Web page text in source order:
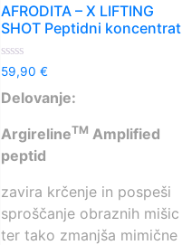
AFRODITA – X LIFTING
SHOT Peptidni koncentrat
Ocenjeno
0
od
5
59,90 €
Delovanje:
ArgirelineTM Amplified
peptid
zavira krčenje in pospeši
sproščanje obraznih mišic
ter tako zmanjša mimične